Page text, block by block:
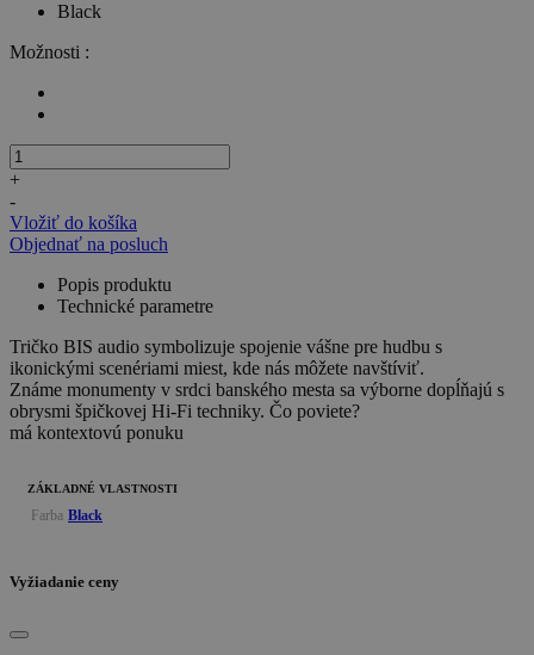
Black
Možnosti :
+
-
Vložiť do košíka
Objednať na posluch
Popis produktu
Technické parametre
Tričko BIS audio symbolizuje spojenie vášne pre hudbu s
ikonickými scenériami miest, kde nás môžete navštíviť.
Známe monumenty v srdci banského mesta sa výborne dopĺňajú s
obrysmi špičkovej Hi-Fi techniky. Čo poviete?
má kontextovú ponuku
ZÁKLADNÉ VLASTNOSTI
Farba Black
Vyžiadanie ceny